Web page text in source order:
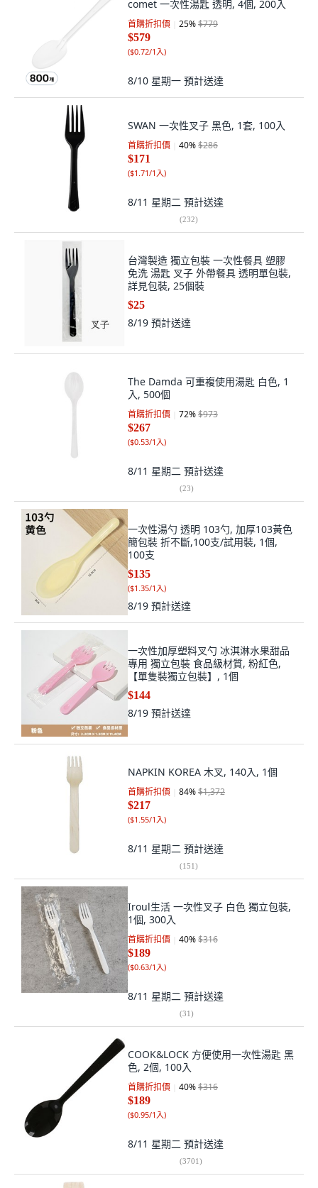
comet 一次性湯匙 透明, 4個, 200入
首購折扣價 25%$779
$579
($0.72/1入)
8/10 星期一 預計送達
SWAN 一次性叉子 黑色, 1套, 100入
首購折扣價 40%$286
$171
($1.71/1入)
8/11 星期二 預計送達
(232)
台灣製造 獨立包裝 一次性餐具 塑膠
免洗 湯匙 叉子 外帶餐具 透明單包裝,
詳見包裝, 25個裝
$25
8/19 預計送達
The Damda 可重複使用湯匙 白色, 1
入, 500個
首購折扣價 72%$973
$267
($0.53/1入)
8/11 星期二 預計送達
(23)
一次性湯勺 透明 103勺, 加厚103黃色
簡包裝 折不斷,100支/試用裝, 1個,
100支
$135
($1.35/1入)
8/19 預計送達
一次性加厚塑料叉勺 冰淇淋水果甜品
專用 獨立包裝 食品級材質, 粉紅色,
【單隻裝獨立包裝】, 1個
$144
8/19 預計送達
NAPKIN KOREA 木叉, 140入, 1個
首購折扣價 84%$1,372
$217
($1.55/1入)
8/11 星期二 預計送達
(151)
Iroul生活 一次性叉子 白色 獨立包裝,
1個, 300入
首購折扣價 40%$316
$189
($0.63/1入)
8/11 星期二 預計送達
(31)
COOK&LOCK 方便使用一次性湯匙 黑
色, 2個, 100入
首購折扣價 40%$316
$189
($0.95/1入)
8/11 星期二 預計送達
(3701)